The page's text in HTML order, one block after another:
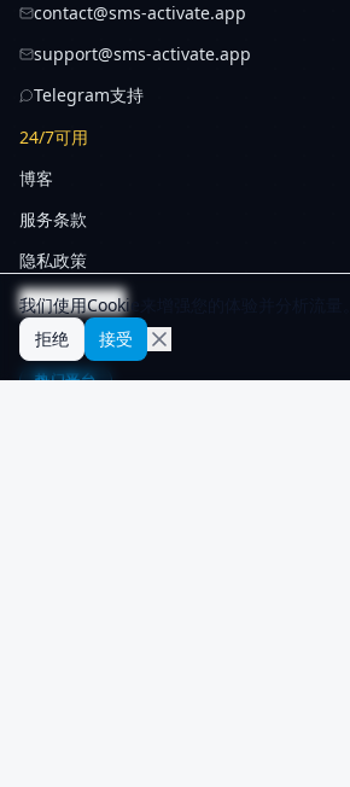
contact@sms-activate.app
support@sms-activate.app
Telegram支持
24/7可用
博客
服务条款
隐私政策
Cookie 设置
热门平台
我们使用Cookie来增强您的体验并分析流量。
拒绝
接受